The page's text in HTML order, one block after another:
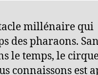
millénaire qui
des pharaons.
le temps, le
connaissons est